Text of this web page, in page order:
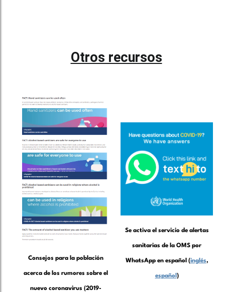
Otros recursos
Consejos para la población
acerca de los rumores sobre el
nuevo coronavirus (2019-
Se activa el servicio de alertas
sanitarias de la OMS por
WhatsApp en español (inglés,
español )